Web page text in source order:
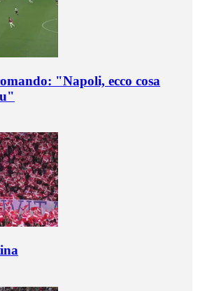
"Napoli, ecco cosa